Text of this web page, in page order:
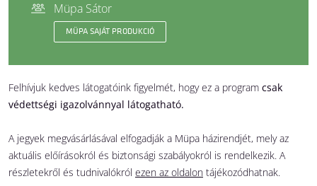
Müpa Sátor
MÜPA SAJÁT PRODUKCIÓ
Felhívjuk kedves látogatóink figyelmét, hogy ez a program csak
védettségi igazolvánnyal látogatható.
A jegyek megvásárlásával elfogadják a Müpa házirendjét, mely az
aktuális előírásokról és biztonsági szabályokról is rendelkezik. A
részletekről és tudnivalókról ezen az oldalon tájékozódhatnak.